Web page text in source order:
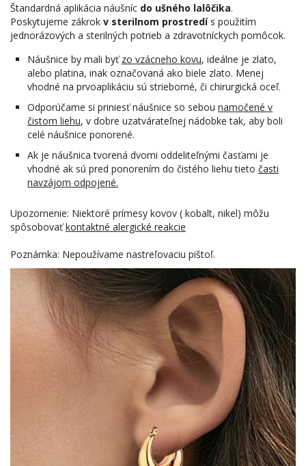
Štandardná aplikácia náušníc do ušného lalôčika.
Poskytujeme zákrok v sterilnom prostredís použitím
jednorázových a sterilných potrieb a zdravotníckych pomôcok.
Náušnice by mali byťzo vzácneho kovu, ideálne je zlato,
alebo platina, inak označovaná ako biele zlato. Menej
vhodné na prvoaplikáciu sú strieborné, či chirurgická oceľ.
Odporúčame si priniesť náušnice so sebou namočené v
čistom liehu, v dobre uzatvárateľnej nádobke tak, aby boli
celé náušnice ponorené.
Ak je náušnica tvorená dvomi oddeliteľnými časťami je
vhodné ak sú pred ponorením do čistého liehu tieto časti
navzájom odpojené.
Upozornenie: Niektoré prímesy kovov ( kobalt, nikel) môžu
spôsobovaťkontaktné alergické reakcie
Poznámka: Nepoužívame nastreľovaciu pištoľ.